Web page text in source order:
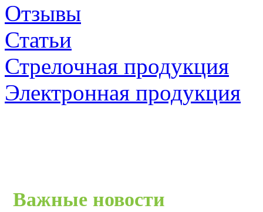
Отзывы
Статьи
Стрелочная продукция
Электронная продукция
Важные новости